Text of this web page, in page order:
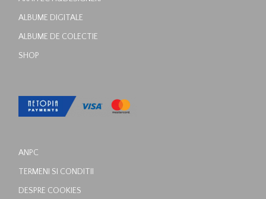
ALBUME DIGITALE
ALBUME DE COLECTIE
SHOP
ANPC
TERMENI SI CONDITII
DESPRE COOKIES